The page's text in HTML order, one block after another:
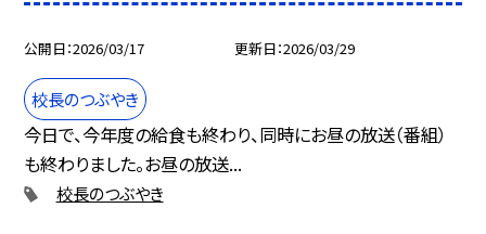
公開日 2026/03/17 更新日 2026/03/29
校長のつぶやき
今日で、今年度の給食も終わり、同時にお昼の放送（番組）
も終わりました。お昼の放送...
校長のつぶやき